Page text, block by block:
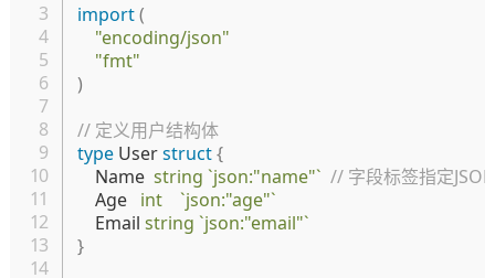
import(
"encoding/json"
"fmt"
)
// 定义用户结构体
type User struct{
	Name
string `json:"name"` // 字段标签指定
	Age
int
`json:"age"`
	Email
string `json:"email"`
}